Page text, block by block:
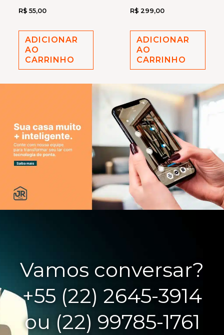
R$ 55,00
ADICIONAR
AO
CARRINHO
R$ 299,00
ADICIONAR
AO
CARRINHO
Vamos conversar?
+55 (22) 2645-3914
ou (22) 99785-1761